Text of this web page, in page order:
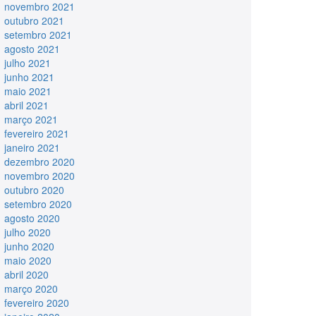
novembro 2021
outubro 2021
setembro 2021
agosto 2021
julho 2021
junho 2021
maio 2021
abril 2021
março 2021
fevereiro 2021
janeiro 2021
dezembro 2020
novembro 2020
outubro 2020
setembro 2020
agosto 2020
julho 2020
junho 2020
maio 2020
abril 2020
março 2020
fevereiro 2020